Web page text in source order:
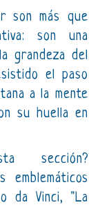
son más que
son una
grandeza del
el paso
a la mente
su huella en
sección?
emblemáticos
da Vinci, "La